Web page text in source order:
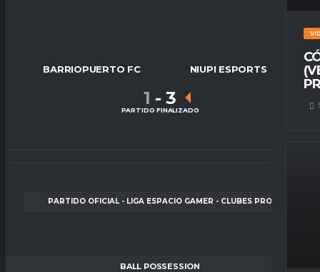
BARRIOPUERTO FC NIUPI ESPORTS
1 - 3
PARTIDO FINALIZADO
PARTIDO OFICIAL - LIGA ESPACIO GAMER - CLUBES PRO
BALL POSSESSION